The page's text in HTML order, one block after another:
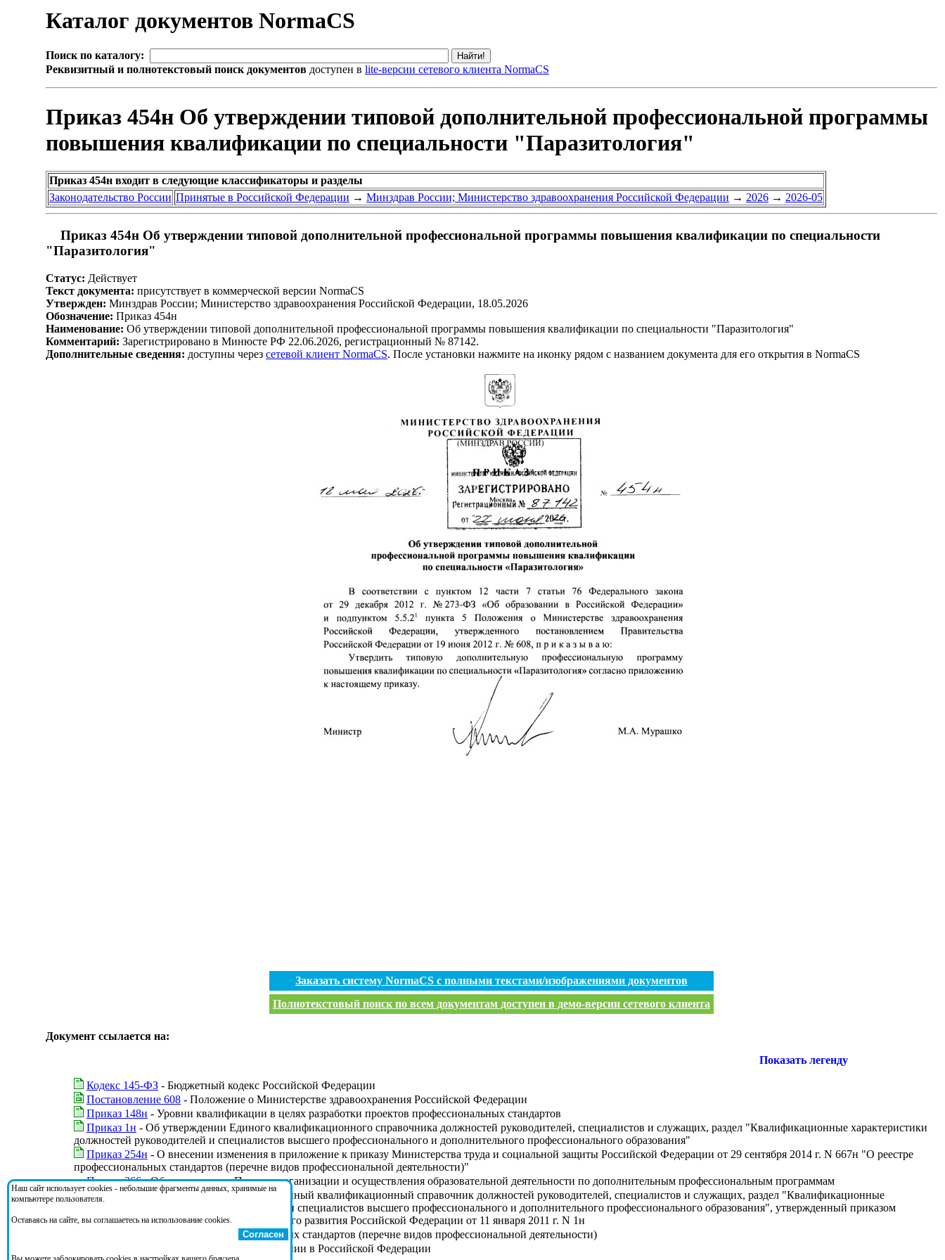
Каталог документов NormaCS
Поиск по каталогу:
Реквизитный и полнотекстовый поиск документов доступен в lite-версии сетевого клиента NormaCS
Приказ 454н Об утверждении типовой дополнительной профессиональной программы
повышения квалификации по специальности "Паразитология"
Приказ 454н входит в следующие классификаторы и разделы
Законодательство России Принятые в Российской Федерации → Минздрав России; Министерство здравоохранения Российской Федерации → 2026 → 2026-05
Приказ 454н Об утверждении типовой дополнительной профессиональной программы повышения квалификации по специальности
"Паразитология"
Статус: Действует
Текст документа: присутствует в коммерческой версии NormaCS
Утвержден: Минздрав России; Министерство здравоохранения Российской Федерации, 18.05.2026
Обозначение: Приказ 454н
Наименование: Об утверждении типовой дополнительной профессиональной программы повышения квалификации по специальности "Паразитология"
Комментарий: Зарегистрировано в Минюсте РФ 22.06.2026, регистрационный № 87142.
Дополнительные сведения: доступны через сетевой клиент NormaCS. После установки нажмите на иконку рядом с названием документа для его открытия в NormaCS
Заказать систему NormaCS с полными текстами/изображениями документов
Полнотекстовый поиск по всем документам доступен в демо-версии сетевого клиента
Документ ссылается на:
Показать легенду
Кодекс 145-ФЗ - Бюджетный кодекс Российской Федерации
Постановление 608 - Положение о Министерстве здравоохранения Российской Федерации
Приказ 148н - Уровни квалификации в целях разработки проектов профессиональных стандартов
Приказ 1н - Об утверждении Единого квалификационного справочника должностей руководителей, специалистов и служащих, раздел "Квалификационные характеристики
должностей руководителей и специалистов высшего профессионального и дополнительного профессионального образования"
Приказ 254н - О внесении изменения в приложение к приказу Министерства труда и социальной защиты Российской Федерации от 29 сентября 2014 г. N 667н "О реестре
профессиональных стандартов (перечне видов профессиональной деятельности)"
Приказ 266- Об утверждении Порядка организации и осуществления образовательной деятельности по дополнительным профессиональным программам
Приказ 39н- О внесении изменений в Единый квалификационный справочник должностей руководителей, специалистов и служащих, раздел "Квалификационные
характеристики должностей руководителей и специалистов высшего профессионального и дополнительного профессионального образования", утвержденный приказом
Министерства здравоохранения и социального развития Российской Федерации от 11 января 2011 г. N 1н
- О реестре профессиональных стандартов (перечне видов профессиональной деятельности)
- Об образовании в Российской Федерации
Наш сайт использует cookies - небольшие фрагменты данных, хранимые на
компьютере пользователя.
Оставаясь на сайте, вы соглашаетесь на использование cookies.
Согласен